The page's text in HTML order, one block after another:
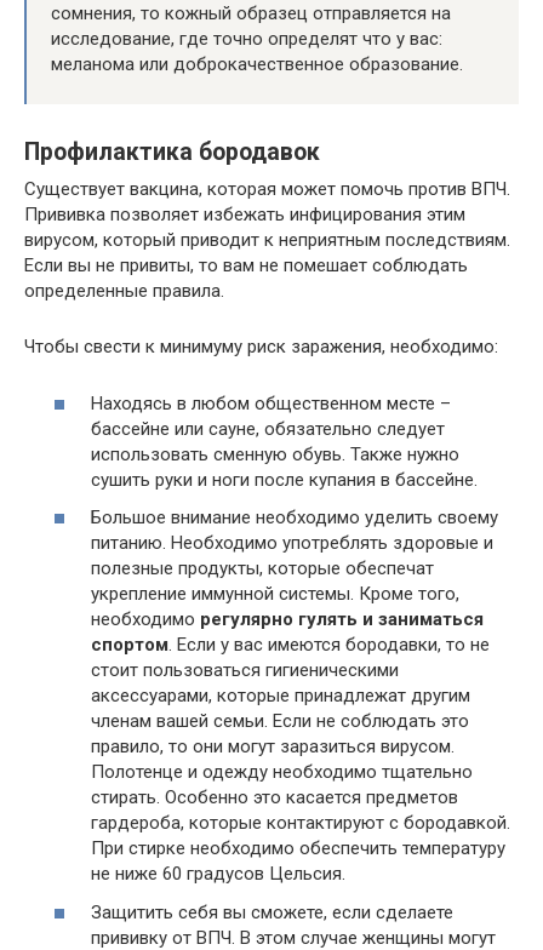
сомнения, то кожный образец отправляется на
исследование, где точно определят что у вас:
меланома или доброкачественное образование.
Профилактика бородавок
Существует вакцина, которая может помочь против ВПЧ.
Прививка позволяет избежать инфицирования этим
вирусом, который приводит к неприятным последствиям.
Если вы не привиты, то вам не помешает соблюдать
определенные правила.
Чтобы свести к минимуму риск заражения, необходимо:
Находясь в любом общественном месте –
бассейне или сауне, обязательно следует
использовать сменную обувь. Также нужно
сушить руки и ноги после купания в бассейне.
Большое внимание необходимо уделить своему
питанию. Необходимо употреблять здоровые и
полезные продукты, которые обеспечат
укрепление иммунной системы. Кроме того,
необходимо регулярно гулять и заниматься
спортом. Если у вас имеются бородавки, то не
стоит пользоваться гигиеническими
аксессуарами, которые принадлежат другим
членам вашей семьи. Если не соблюдать это
правило, то они могут заразиться вирусом.
Полотенце и одежду необходимо тщательно
стирать. Особенно это касается предметов
гардероба, которые контактируют с бородавкой.
При стирке необходимо обеспечить температуру
не ниже 60 градусов Цельсия.
Защитить себя вы сможете, если сделаете
прививку от ВПЧ. В этом случае женщины могут